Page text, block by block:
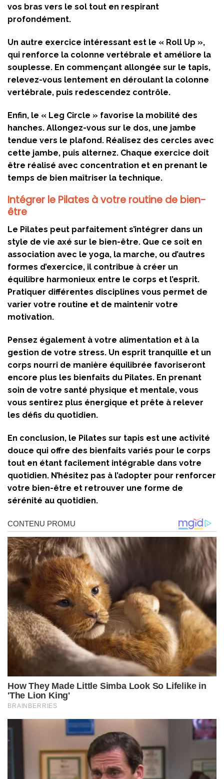
vos bras vers le sol tout en respirant
profondément.
Un autre exercice intéressant est le « Roll Up »,
qui renforce la colonne vertébrale et améliore la
souplesse. En commençant allongée sur le tapis,
relevez-vous lentement en déroulant la colonne
vertébrale, puis redescendez contrôle.
Enfin, le « Leg Circle » favorise la mobilité des
hanches. Allongez-vous sur le dos, une jambe
tendue vers le plafond. Réalisez des cercles avec
cette jambe, puis alternez. Chaque exercice doit
être réalisé avec concentration et en prenant le
temps de bien maîtriser la technique.
Intégrer le Pilates à votre routine de bien-
être
Le Pilates peut parfaitement s’intégrer dans un
style de vie axé sur le bien-être. Que ce soit en
association avec le yoga, la marche, ou d’autres
formes d’exercice, il contribue à créer un
équilibre harmonieux entre le corps et l’esprit.
Pratiquer différentes disciplines vous permet de
varier votre routine et de maintenir votre
motivation.
Pensez également à votre alimentation et à la
gestion de votre stress. Un esprit tranquille et un
corps nourri de manière équilibrée favoriseront
encore plus les bienfaits du Pilates. En prenant
soin de votre santé physique et mentale, vous
vous sentirez plus énergique et prête à relever
les défis du quotidien.
En conclusion, le Pilates sur tapis est une activité
douce qui offre des bienfaits variés pour le corps
tout en étant facilement intégrable dans votre
quotidien. N’hésitez pas à l’adopter pour renforcer
votre bien-être et retrouver une forme de
sérénité au quotidien.